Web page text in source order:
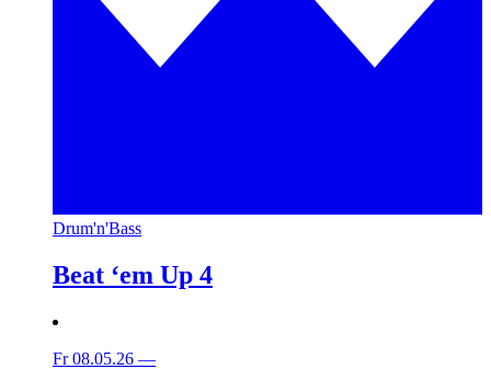
Drum'n'Bass
Beat ‘em Up 4
Fr 08.05.26 —